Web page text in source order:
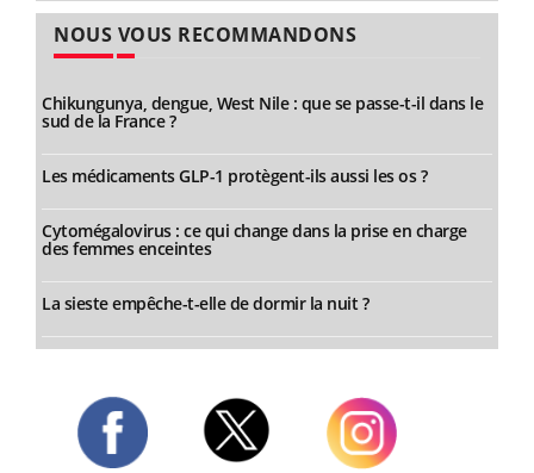
NOUS VOUS RECOMMANDONS
Chikungunya, dengue, West Nile : que se passe-t-il dans le
sud de la France ?
Les médicaments GLP-1 protègent-ils aussi les os ?
Cytomégalovirus : ce qui change dans la prise en charge
des femmes enceintes
La sieste empêche-t-elle de dormir la nuit ?